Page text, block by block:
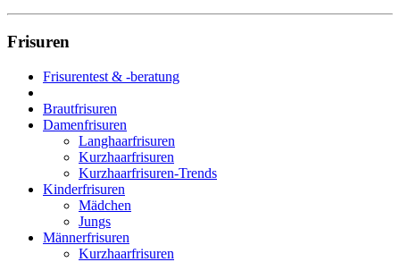
Frisuren
Frisurentest & -beratung
Brautfrisuren
Damenfrisuren
Langhaarfrisuren
Kurzhaarfrisuren
Kurzhaarfrisuren-Trends
Kinderfrisuren
Mädchen
Jungs
Männerfrisuren
Kurzhaarfrisuren